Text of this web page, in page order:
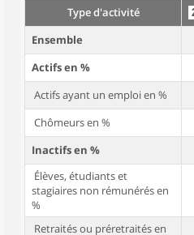
Type d'activité
Ensemble
Actifs en %
Actifs ayant un emploi en %
Chômeurs en %
Inactifs en %
Élèves, étudiants et
stagiaires non rémunérés en
%
Retraités ou préretraités en